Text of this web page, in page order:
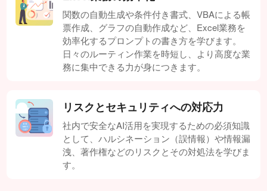
関数の自動生成や条件付き書式、VBAによる帳
票作成、グラフの自動作成など、Excel業務を
効率化するプロンプトの書き方を学びます。
日々のルーティン作業を時短し、より高度な業
務に集中できる力が身につきます。
リスクとセキュリティへの対応力
社内で安全なAI活用を実現するための必須知識
として、ハルシネーション（誤情報）や情報漏
洩、著作権などのリスクとその対処法を学びま
す。